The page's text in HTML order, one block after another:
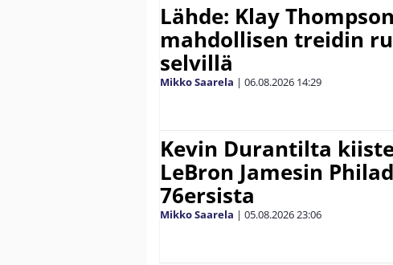
Lähde: Klay
mahdollisen treidin
selvillä
Mikko Saarela | 06.08.2026 14:29
Kevin Durantilta
LeBron Jamesin
76ersista
Mikko Saarela | 05.08.202623:06